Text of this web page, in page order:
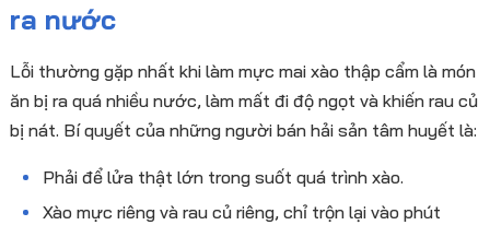
ra nước
Lỗi thường gặp nhất khi làm mực mai xào thập cẩm là món
ăn bị ra quá nhiều nước, làm mất đi độ ngọt và khiến rau củ
bị nát. Bí quyết của những người bán hải sản tâm huyết là:
Phải để lửa thật lớn trong suốt quá trình xào.
Xào mực riêng và rau củ riêng, chỉ trộn lại vào phút